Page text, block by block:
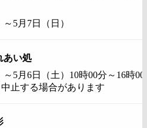
5月7日（日）
あい処
5月6日（土）10時00分～16時00
止する場合があります